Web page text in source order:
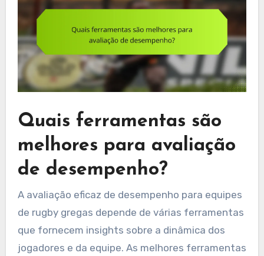
Quais ferramentas são
melhores para avaliação
de desempenho?
A avaliação eficaz de desempenho para equipes
de rugby gregas depende de várias ferramentas
que fornecem insights sobre a dinâmica dos
jogadores e da equipe. As melhores ferramentas